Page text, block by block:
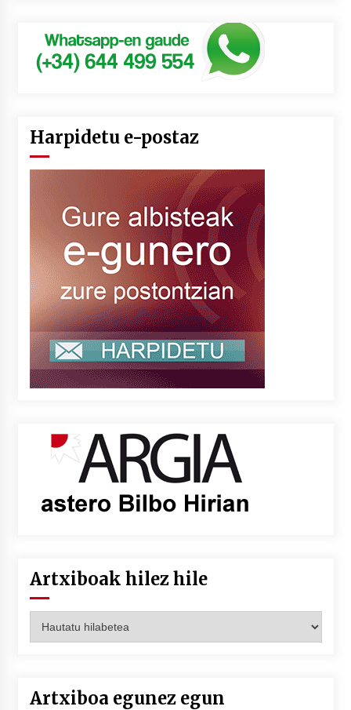
Harpidetu e-postaz
Artxiboak hilez hile
hilez
Artxiboa egunez egun